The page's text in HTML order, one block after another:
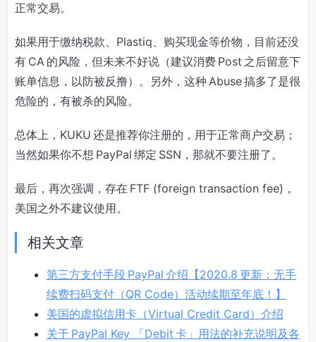
正常交易。
如果用于缴纳税款、Plastiq、购买现金等价物，目前还没
有 CA 的风险，但未来不好说（建议消费 Post 之后留意下
账单信息，以防被反撸）。另外，这种 Abuse 搞多了是很
危险的，有被杀的风险。
总体上，KUKU 还是推荐你注册的，用于正常商户交易；
当然如果你不想 PayPal 绑定 SSN，那就不要注册了。
最后，再次强调，存在 FTF (foreign transaction fee)，
美国之外不建议使用。
相关文章
第三方支付手段 PayPal 介绍【2020.8 更新：无手
续费扫码支付（QR Code）活动续期至年底！】
美国的虚拟信用卡（Virtual Credit Card）介绍
关于 PayPal Key 「Debit 卡」用法的补充说明及各